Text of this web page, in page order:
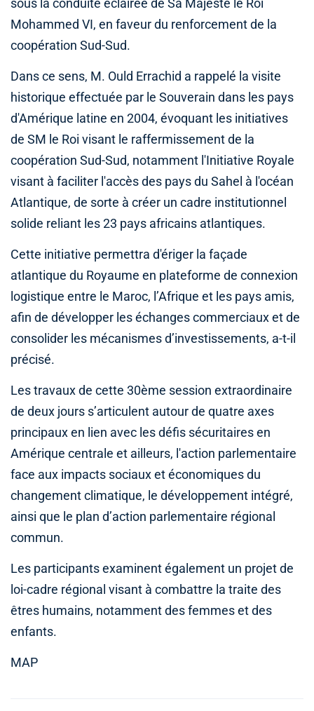
sous la conduite éclairée de Sa Majesté le Roi
Mohammed VI, en faveur du renforcement de la
coopération Sud-Sud.
Dans ce sens, M. Ould Errachid a rappelé la visite
historique effectuée par le Souverain dans les pays
d'Amérique latine en 2004, évoquant les initiatives
de SM le Roi visant le raffermissement de la
coopération Sud-Sud, notamment l'Initiative Royale
visant à faciliter l'accès des pays du Sahel à l'océan
Atlantique, de sorte à créer un cadre institutionnel
solide reliant les 23 pays africains atlantiques.
Cette initiative permettra d'ériger la façade
atlantique du Royaume en plateforme de connexion
logistique entre le Maroc, l’Afrique et les pays amis,
afin de développer les échanges commerciaux et de
consolider les mécanismes d’investissements, a-t-il
précisé.
Les travaux de cette 30ème session extraordinaire
de deux jours s’articulent autour de quatre axes
principaux en lien avec les défis sécuritaires en
Amérique centrale et ailleurs, l'action parlementaire
face aux impacts sociaux et économiques du
changement climatique, le développement intégré,
ainsi que le plan d’action parlementaire régional
commun.
Les participants examinent également un projet de
loi-cadre régional visant à combattre la traite des
êtres humains, notamment des femmes et des
enfants.
MAP